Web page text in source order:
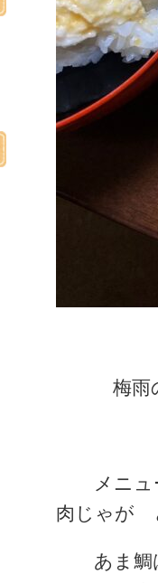
梅雨の湿
メニュ
肉じゃが
あま鯛は